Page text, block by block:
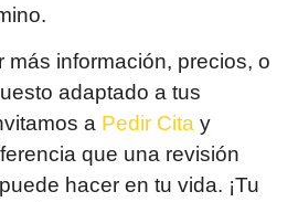
más información, precios, o
adaptado a tus
a Pedir Cita y
que una revisión
hacer en tu vida. ¡Tu